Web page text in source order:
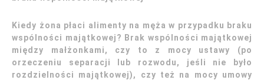
Kiedy żona płaci alimenty na męża w przypadku braku
wspólności majątkowej? Brak wspólności majątkowej
między małżonkami, czy to z mocy ustawy (po
orzeczeniu separacji lub rozwodu, jeśli nie było
rozdzielności majątkowej), czy też na mocy umowy